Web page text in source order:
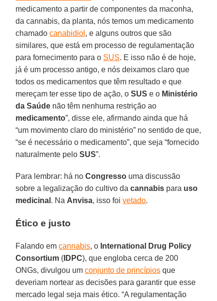
medicamento a partir de componentes da maconha,
da cannabis, da planta, nós temos um medicamento
chamadocanabidiol , e alguns outros que são
similares, que está em processo de regulamentação
para fornecimento para o SUS. E isso não é de hoje,
já é um processo antigo, e nós deixamos claro que
todos os medicamentos que têm resultado e que
mereçam ter esse tipo de ação, oSUS e o Ministério
da Saúde não têm nenhuma restrição ao
medicamento”, disse ele, afirmando ainda que há
“um movimento claro do ministério” no sentido de que,
“se é necessário o medicamento”, que seja “fornecido
naturalmente peloSUS”.
Para lembrar: há noCongresso uma discussão
sobre a legalização do cultivo dacannabis para uso
medicinal . Na Anvisa, isso foivetado.
Ético e justo
Falando emcannabis, o International Drug Policy
Consortium ( IDPC), que engloba cerca de 200
ONGs, divulgou umconjunto de princípios que
deveriam nortear as decisões para garantir que esse
mercado legal seja mais ético. “A regulamentação